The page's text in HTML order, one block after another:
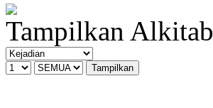
Tampilkan Alkitab